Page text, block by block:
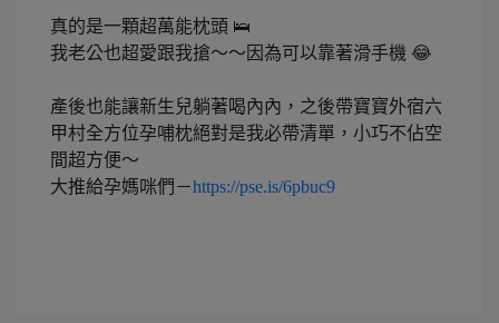
真的是一顆超萬能枕頭 🛌
我老公也超愛跟我搶～～因為可以靠著滑手機 😂
產後也能讓新生兒躺著喝內內，之後帶寶寶外宿六
甲村全方位孕哺枕絕對是我必帶清單，小巧不佔空
間超方便～
大推給孕媽咪們－https://pse.is/6pbuc9